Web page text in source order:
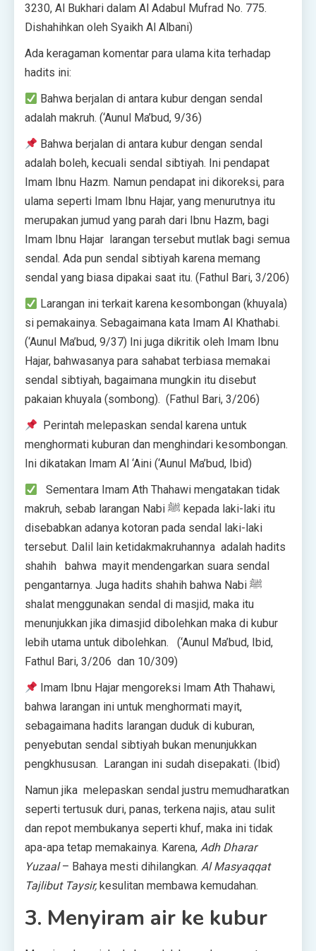
3230, Al Bukhari dalam Al Adabul Mufrad No. 775.
Dishahihkan oleh Syaikh Al Albani)
Ada keragaman komentar para ulama kita terhadap
hadits ini:
Bahwa berjalan di antara kubur dengan sendal
adalah makruh. (‘Aunul Ma’bud, 9/36)
Bahwa berjalan di antara kubur dengan sendal
adalah boleh, kecuali sendal sibtiyah. Ini pendapat
Imam Ibnu Hazm. Namun pendapat ini dikoreksi, para
ulama seperti Imam Ibnu Hajar, yang menurutnya itu
merupakan jumud yang parah dari Ibnu Hazm, bagi
Imam Ibnu Hajar larangan tersebut mutlak bagi semua
sendal. Ada pun sendal sibtiyah karena memang
sendal yang biasa dipakai saat itu. (Fathul Bari, 3/206)
Larangan ini terkait karena kesombongan (khuyala)
si pemakainya. Sebagaimana kata Imam Al Khathabi.
(‘Aunul Ma’bud, 9/37) Ini juga dikritik oleh Imam Ibnu
Hajar, bahwasanya para sahabat terbiasa memakai
sendal sibtiyah, bagaimana mungkin itu disebut
pakaian khuyala (sombong). (Fathul Bari, 3/206)
Perintah melepaskan sendal karena untuk
menghormati kuburan dan menghindari kesombongan.
Ini dikatakan Imam Al ‘Aini (‘Aunul Ma’bud, Ibid)
Sementara Imam Ath Thahawi mengatakan tidak
makruh, sebab larangan Nabi ﷺ kepada laki-laki itu
disebabkan adanya kotoran pada sendal laki-laki
tersebut. Dalil lain ketidakmakruhannya adalah hadits
shahih bahwa mayit mendengarkan suara sendal
pengantarnya. Juga hadits shahih bahwa Nabi ﷺ
shalat menggunakan sendal di masjid, maka itu
menunjukkan jika dimasjid dibolehkan maka di kubur
lebih utama untuk dibolehkan. (‘Aunul Ma’bud, Ibid,
Fathul Bari, 3/206 dan 10/309)
Imam Ibnu Hajar mengoreksi Imam Ath Thahawi,
bahwa larangan ini untuk menghormati mayit,
sebagaimana hadits larangan duduk di kuburan,
penyebutan sendal sibtiyah bukan menunjukkan
pengkhususan. Larangan ini sudah disepakati. (Ibid)
Namun jika melepaskan sendal justru memudharatkan
seperti tertusuk duri, panas, terkena najis, atau sulit
dan repot membukanya seperti khuf, maka ini tidak
apa-apa tetap memakainya. Karena, Adh Dharar
Yuzaal– Bahaya mesti dihilangkan. Al Masyaqqat
Tajlibut Taysir,kesulitan membawa kemudahan.
3. Menyiram air ke kubur